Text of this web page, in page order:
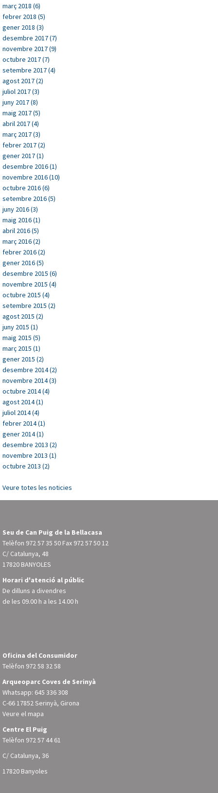
març 2018 (6)
febrer 2018 (5)
gener 2018 (3)
desembre 2017 (7)
novembre 2017 (9)
octubre 2017 (7)
setembre 2017 (4)
agost 2017 (2)
juliol 2017 (3)
juny 2017 (8)
maig 2017 (5)
abril 2017 (4)
març 2017 (3)
febrer 2017 (2)
gener 2017 (1)
desembre 2016 (1)
novembre 2016 (10)
octubre 2016 (6)
setembre 2016 (5)
juny 2016 (3)
maig 2016 (1)
abril 2016 (5)
març 2016 (2)
febrer 2016 (2)
gener 2016 (5)
desembre 2015 (6)
novembre 2015 (4)
octubre 2015 (4)
setembre 2015 (2)
agost 2015 (2)
juny 2015 (1)
maig 2015 (5)
març 2015 (1)
gener 2015 (2)
desembre 2014 (2)
novembre 2014 (3)
octubre 2014 (4)
agost 2014 (1)
juliol 2014 (4)
febrer 2014 (1)
gener 2014 (1)
desembre 2013 (2)
novembre 2013 (1)
octubre 2013 (2)
Veure totes les noticies
Seu de Can Puig de la Bellacasa
Telèfon 972 57 35 50 Fax 972 57 50 12
C/ Catalunya, 48
17820 BANYOLES
Horari d'atenció al públic
De dilluns a divendres
de les 09.00 h a les 14.00 h
Oficina del Consumidor
Telèfon 972 58 32 58
Arqueoparc Coves de Serinyà
Whatsapp: 645 336 308
C-66 17852 Serinyà, Girona
Veure el mapa
Centre El Puig
Telèfon 972 57 44 61
C/ Catalunya, 36
17820 Banyoles